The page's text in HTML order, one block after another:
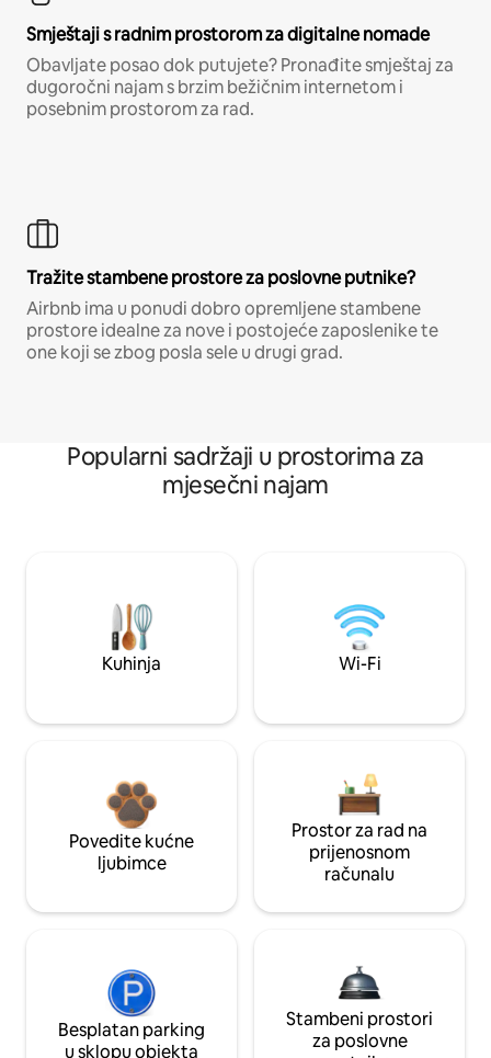
Smještaji s radnim prostorom za digitalne nomade
Obavljate posao dok putujete? Pronađite smještaj za
dugoročni najam s brzim bežičnim internetom i
posebnim prostorom za rad.
Tražite stambene prostore za poslovne putnike?
Airbnb ima u ponudi dobro opremljene stambene
prostore idealne za nove i postojeće zaposlenike te
one koji se zbog posla sele u drugi grad.
Popularni sadržaji u prostorima za
mjesečni najam
Kuhinja Wi-Fi
Povedite kućne
ljubimce
Prostor za rad na
prijenosnom
računalu
Besplatan parking
u sklopu objekta
Stambeni prostori
za poslovne